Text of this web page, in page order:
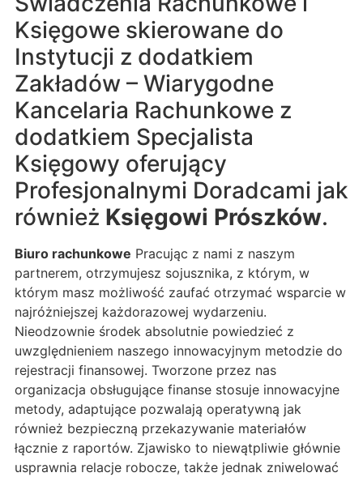
Księgowe skierowane do
Instytucji z dodatkiem
Zakładów – Wiarygodne
Kancelaria Rachunkowe z
dodatkiem Specjalista
Księgowy oferujący
Profesjonalnymi Doradcami jak
również Księgowi Prószków.
Biuro rachunkowe Pracując z nami z naszym
partnerem, otrzymujesz sojusznika, z którym, w
którym masz możliwość zaufać otrzymać wsparcie w
najróżniejszej każdorazowej wydarzeniu.
Nieodzownie środek absolutnie powiedzieć z
uwzględnieniem naszego innowacyjnym metodzie do
rejestracji finansowej. Tworzone przez nas
organizacja obsługujące finanse stosuje innowacyjne
metody, adaptujące pozwalają operatywną jak
również bezpieczną przekazywanie materiałów
łącznie z raportów. Zjawisko to niewątpliwie głównie
usprawnia relacje robocze, także jednak zniwelować